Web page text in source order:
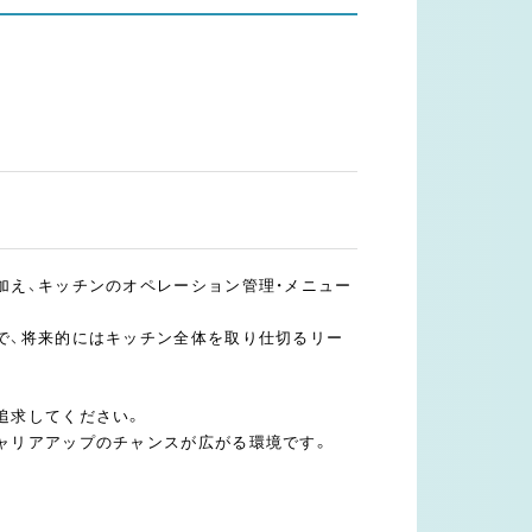
、キッチンのオペレーション管理・メニュー
将来的にはキッチン全体を取り仕切るリー
してください。
アアップのチャンスが広がる環境です。